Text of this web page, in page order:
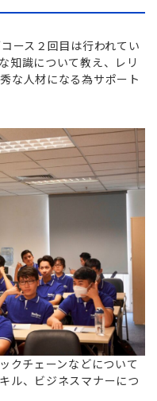
ース２回目は行われてい
知識について教え、レリ
な人材になる為サポート
クチェーンなどについて
ル、ビジネスマナーにつ